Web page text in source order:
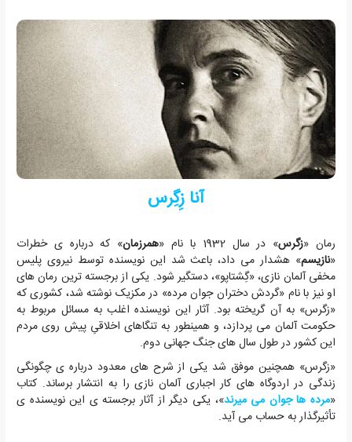
آنا زِگِرس
رمان «زگرس» در سال 1932 با نام « همرزمان» که درباره ی خطرات
«نازیسم» هشدار می داد، باعث شد این نویسنده توسط نیروی پلیس
مخفی آلمان نازی، «گِشتاپو»، دستگیر شود. یکی از برجسته ترین رمان های
او نیز با نام «گردش دختران جوان مرده» در مکزیک نوشته شد، کشوری که
«زگرس» به آن گریخته بود. آثار این نویسنده اغلب به مسائل مربوط به
حکومت آلمان می پردازد، و همینطور به تنگاهای اخلاقیِ پیش روی مردم
این کشور در طول سال های جنگ جهانی دوم.
«زگرس» همچنین موفق شد یکی از شرح های معدود درباره ی چگونگی
زندگی در اردوگاه های کار اجباری آلمان نازی را به انتشار برساند. کتاب
«مرده ها جوان می میرند»، یکی دیگر از آثار برجسته ی این نویسنده ی
تأثیرگذار به حساب می آید.